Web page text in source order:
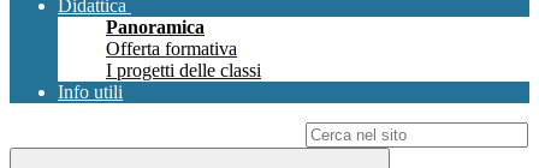
Didattica
Panoramica
Offerta formativa
I progetti delle classi
Info utili